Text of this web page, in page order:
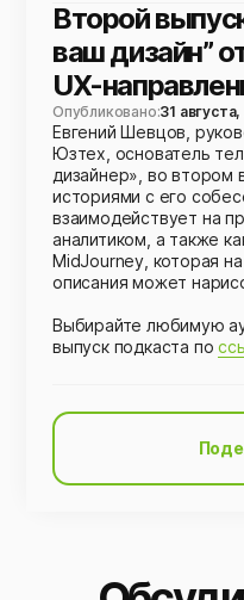
Второй
ваш дизайн”
UX-
Опубликовано:31
Евгений Шевцов,
Юзтех, основатель
дизайнер», во втором
историями с его
взаимодействует на
аналитиком, а также
MidJourney, которая
описания может
Выбирайте любимую
выпуск подкаста по